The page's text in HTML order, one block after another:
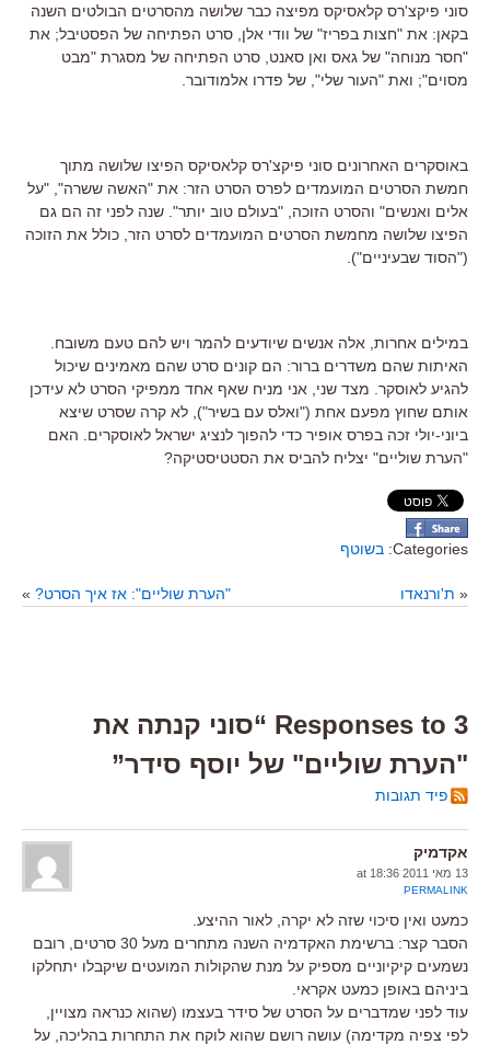
סוני פיקצ'רס קלאסיקס מפיצה כבר שלושה מהסרטים הבולטים השנה
בקאן: את "חצות בפריז" של וודי אלן, סרט הפתיחה של הפסטיבל; את
"חסר מנוחה" של גאס ואן סאנט, סרט הפתיחה של מסגרת "מבט
מסוים"; ואת "העור שלי", של פדרו אלמודובר.
באוסקרים האחרונים סוני פיקצ'רס קלאסיקס הפיצו שלושה מתוך
חמשת הסרטים המועמדים לפרס הסרט הזר: את "האשה ששרה", "על
אלים ואנשים" והסרט הזוכה, "בעולם טוב יותר". שנה לפני זה הם גם
הפיצו שלושה מחמשת הסרטים המועמדים לסרט הזר, כולל את הזוכה
("הסוד שבעיניים").
במילים אחרות, אלה אנשים שיודעים להמר ויש להם טעם משובח.
האיתות שהם משדרים ברור: הם קונים סרט שהם מאמינים שיכול
להגיע לאוסקר. מצד שני, אני מניח שאף אחד ממפיקי הסרט לא עידכן
אותם שחוץ מפעם אחת ("ואלס עם בשיר"), לא קרה שסרט שיצא
ביוני-יולי זכה בפרס אופיר כדי להפוך לנציג ישראל לאוסקרים. האם
"הערת שוליים" יצליח להביס את הסטטיסטיקה?
Categories: בשוטף
« ת'ורנאדו "הערת שוליים": אז איך הסרט? »
3 Responses to “סוני קנתה את
"הערת שוליים" של יוסף סידר”
פיד תגובות
אקדמיק
13 מאי 2011 at 18:36
PERMALINK
כמעט ואין סיכוי שזה לא יקרה, לאור ההיצע.
הסבר קצר: ברשימת האקדמיה השנה מתחרים מעל 30 סרטים, רובם
נשמעים קיקיוניים מספיק על מנת שהקולות המועטים שיקבלו יתחלקו
ביניהם באופן כמעט אקראי.
עוד לפני שמדברים על הסרט של סידר בעצמו (שהוא כנראה מצויין,
לפי צפיה מקדימה) עושה רושם שהוא לוקח את התחרות בהליכה, על